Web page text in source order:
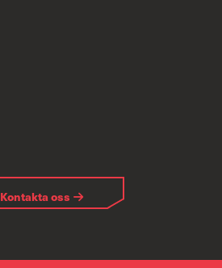
Kontakta oss